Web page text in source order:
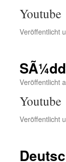
Youtube
Veröffentlicht
Veröffentlicht
Youtube
Veröffentlicht